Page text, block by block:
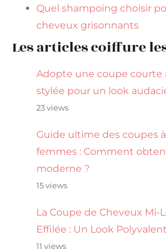
Quel shampoing choisir
cheveux grisonnants
Les articles coiffure
Adopte une coupe
stylée pour un look
23 views
Guide ultime des coupes
femmes : Comment
moderne ?
15 views
La Coupe de Cheveux Mi-
Effilée : Un Look Polyvalent
11 views